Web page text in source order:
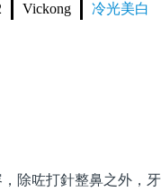
Vickong 冷光美白
咗打針整鼻之外，